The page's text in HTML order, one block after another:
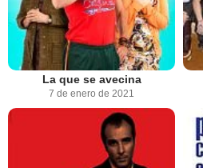
La que se avecina
7 de enero de 2021